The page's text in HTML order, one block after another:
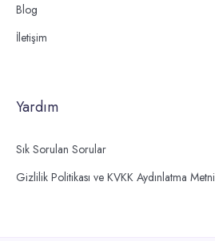
Blog
İletişim
Yardım
Sık Sorulan Sorular
Gizlilik Politikası ve KVKK Aydınlatma Metni